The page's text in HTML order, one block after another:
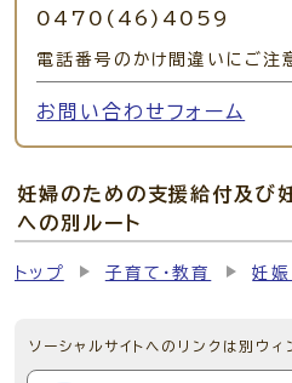
0470(46)4059
電話番号のかけ間違いにご注
お問い合わせフォーム
妊婦のための支援給付及び
への別ルート
トップ 子育て・教育 妊娠
ソーシャルサイトへのリンクは別ウィ